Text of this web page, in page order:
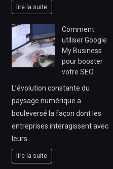
lire la suite
Comment
utiliser Google
My Business
pour booster
votre SEO
L’évolution constante du
paysage numérique a
bouleversé la façon dont les
entreprises interagissent avec
leurs…
lire la suite